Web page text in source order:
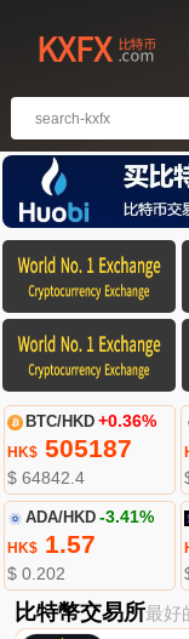
BTC/HKD +0.36%
HK$505187
$ 64842.4
ADA/HKD -3.41%
HK$1.57
$ 0.202
比特幣交易所最好